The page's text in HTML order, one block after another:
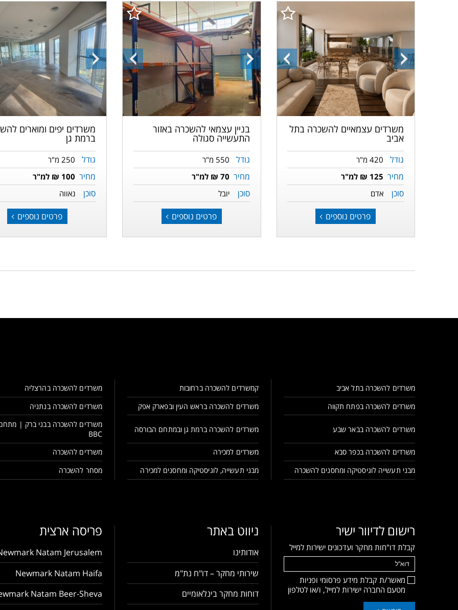
התמונה
הקודמת
התמונה
הבאה
משרדים עצמאיים להשכרה בתל
אביב
גודל 420 מ"ר
מחיר 125 ₪ למ"ר
סוכן אדם
פרטים נוספים
התמונה
הקודמת
התמונה
הבאה
בניין עצמאי להשכרה באזור
התעשייה סגולה
גודל 550 מ"ר
מחיר 70 ₪ למ"ר
סוכן יובל
פרטים נוספים
התמונה
הבאה
משרדים יפים ומוארים
ברמת גן
גודל 250 מ"ר
מחיר 100 ₪ למ"ר
סוכן נאווה
פרטים נוספים
משרדים להשכרה בתל אביב קמשרדים להשכרה ברחובות משרדים להשכרה בהרצליה
משרדים להשכרה בפתח תקווה
משרדים להשכרה בראש העין ובפארק אפק משרדים להשכרה בנתניה
משרדים להשכרה בבאר שבע משרדים להשכרה ברמת גן ובמתחם הבורסה
משרדים להשכרה בבני ברק |
BBC
משרדים להשכרה בכפר סבא משרדים למכירה משרדים להשכרה
מבני תעשייה לוגיסטיקה ומחסנים להשכרה
מבני תעשייה, לוגיסטיקה ומחסנים למכירה מסחר להשכרה
רישום לדיוור ישיר
קבלת דו"חות מחקר ועדכונים ישירות למייל
מאשר/ת קבלת מידע פרסומי ופניות
מטעם החברה ישירות למייל, ו/או לטלפון
ניווט באתר
אודותינו
שירותי מחקר – דו"ח נת"מ
דוחות מחקר בינלאומיים
פריסה ארצית
Natam Jerusalem
Newmark Natam Haifa
Natam Beer-Sheva